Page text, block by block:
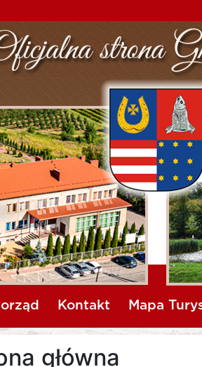
Kontakt Mapa
główna